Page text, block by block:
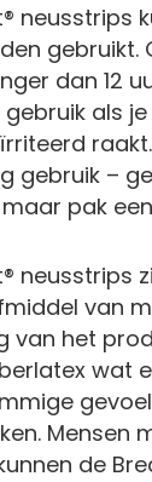
neusstrips
gebruikt.
dan 12
als
gebruik –
pak
neusstrips
van
van het
wat
Mensen
de